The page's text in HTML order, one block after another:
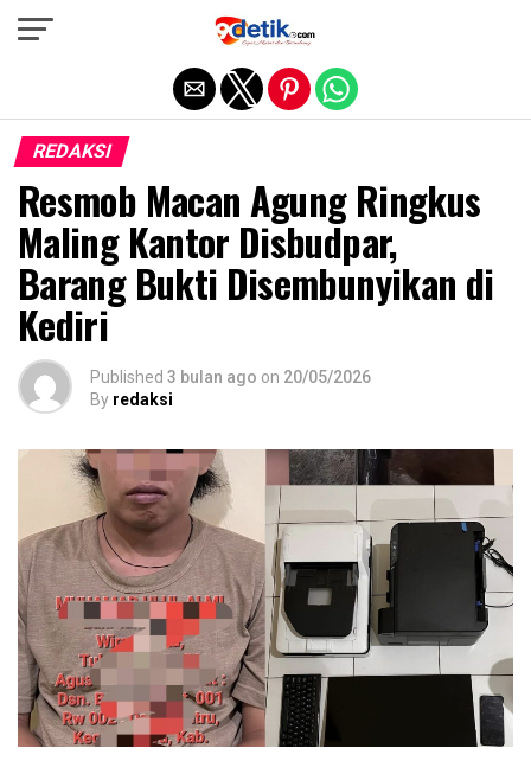
REDAKSI
Resmob Macan Agung Ringkus
Maling Kantor Disbudpar,
Barang Bukti Disembunyikan di
Kediri
Published 3 bulan ago on 20/05/2026
By redaksi
Exit mobile version